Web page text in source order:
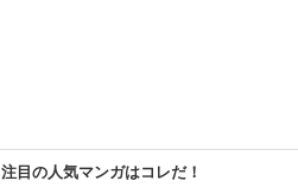
注目の人気マンガはコレだ！